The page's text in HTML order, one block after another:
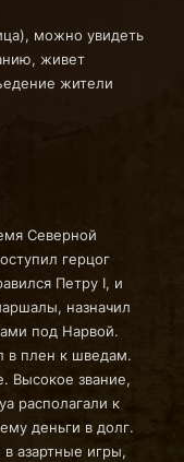
можно увидеть
живет
жители
Северной
герцог
Петру I, и
назначил
под Нарвой.
в плен к шведам.
Высокое звание,
располагали к
деньги в долг.
азартные игры,